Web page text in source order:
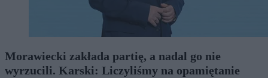
Morawiecki zakłada partię, a nadal go nie
wyrzucili. Karski: Liczyliśmy na opamiętanie